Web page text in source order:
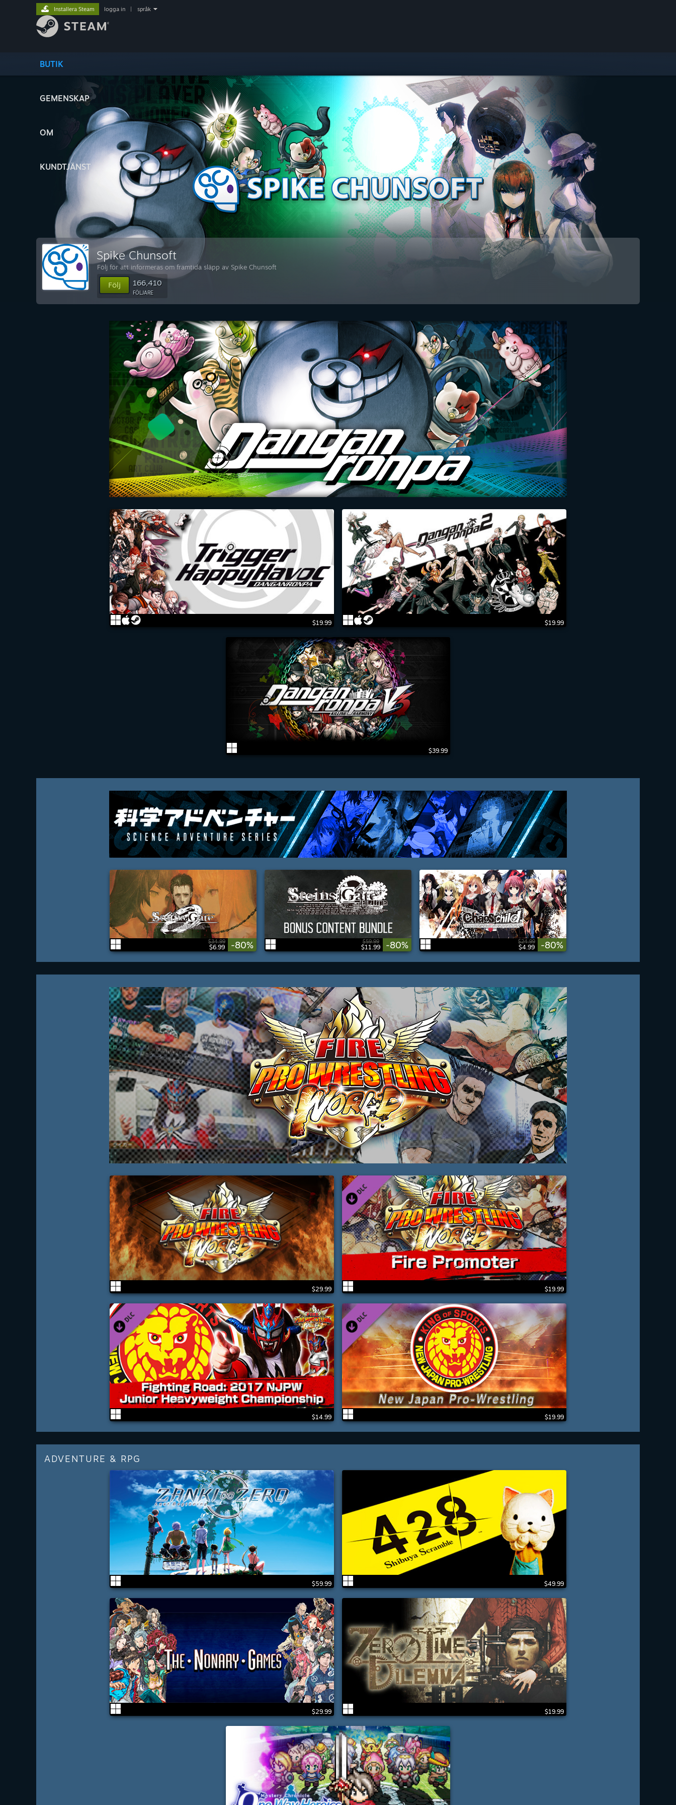
BUTIK
GEMENSKAP
OM
KUNDTJÄNST
Installera Steam logga in språk
Spike Chunsoft
Följ för att informeras om framtida släpp av Spike Chunsoft
Följ 166,410
FÖLJARE
$19.99 $19.99
$39.99
$34.99
$6.99 -80% $59.99
$11.99 -80% $24.99
$4.99 -80%
$29.99 $19.99
$14.99 $19.99
ADVENTURE & RPG
$59.99 $49.99
$29.99 $19.99